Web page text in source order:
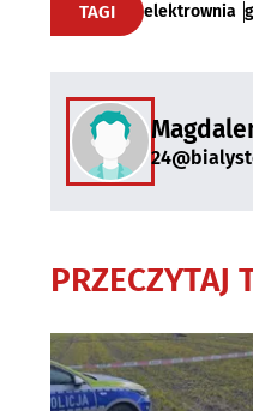
TAGI elektrownia
PRZECZYTAJ